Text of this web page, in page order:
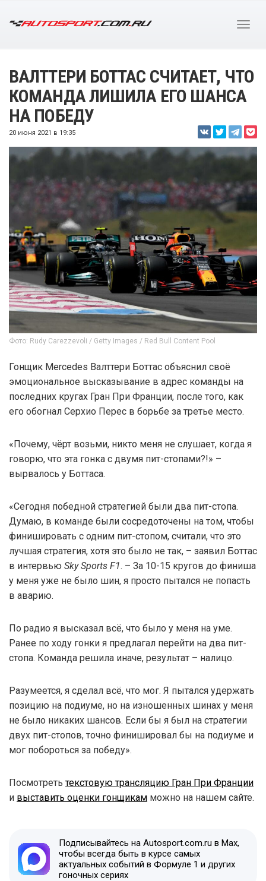
ВАЛТТЕРИ БОТТАС СЧИТАЕТ, ЧТО
КОМАНДА ЛИШИЛА ЕГО ШАНСА
НА ПОБЕДУ
20 июня 2021 в 19:35
Фото: Rudy Carezzevoli / Getty Images / Red Bull Content Pool
Гонщик Mercedes Валттери Боттас объяснил своё
эмоциональное высказывание в адрес команды на
последних кругах Гран При Франции, после того, как
его обогнал Серхио Перес в борьбе за третье место.
«Почему, чёрт возьми, никто меня не слушает, когда я
говорю, что эта гонка с двумя пит-стопами?!» –
вырвалось у Боттаса.
«Сегодня победной стратегией были два пит-стопа.
Думаю, в команде были сосредоточены на том, чтобы
финишировать с одним пит-стопом, считали, что это
лучшая стратегия, хотя это было не так, – заявил Боттас
в интервью Sky Sports F1. – За 10-15 кругов до финиша
у меня уже не было шин, я просто пытался не попасть
в аварию.
По радио я высказал всё, что было у меня на уме.
Ранее по ходу гонки я предлагал перейти на два пит-
стопа. Команда решила иначе, результат – налицо.
Разумеется, я сделал всё, что мог. Я пытался удержать
позицию на подиуме, но на изношенных шинах у меня
не было никаких шансов. Если бы я был на стратегии
двух пит-стопов, точно финишировал бы на подиуме и
мог побороться за победу».
Посмотретьтекстовую трансляцию Гран При Франции
и выставить оценки гонщикам можно на нашем сайте.
Подписывайтесь на Autosport.com.ru в Max,
чтобы всегда быть в курсе самых
актуальных событий в Формуле 1 и других
гоночных сериях